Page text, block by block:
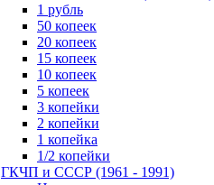
1 рубль
50 копеек
20 копеек
15 копеек
10 копеек
5 копеек
3 копейки
2 копейки
1 копейка
1/2 копейки
ГКЧП и СССР (1961 - 1991)